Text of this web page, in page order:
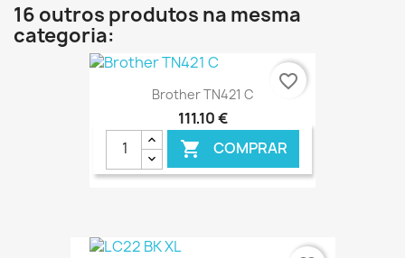
16 outros produtos na mesma
categoria:
Brother TN421 C
111,10 €
 COMPRAR
favorite_border